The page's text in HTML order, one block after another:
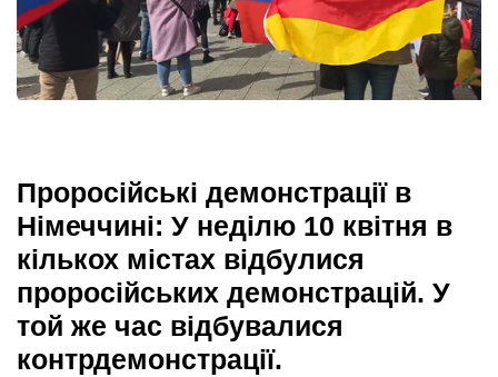
Проросійські демонстрації в
Німеччині: У неділю 10 квітня в
кількох містах відбулися
проросійських демонстрацій. У
той же час відбувалися
контрдемонстрації.